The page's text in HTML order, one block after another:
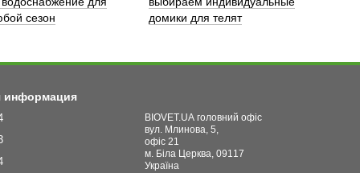
сезон
домики для телят
информация
BIOVET.UA головний офіс
вул. Млинова, 5,
офіс 21
м. Біла Церква, 09117
Україна